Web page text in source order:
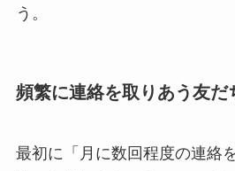
う。
頻繁に連絡を取りあう友だ
最初に「月に数回程度の連絡